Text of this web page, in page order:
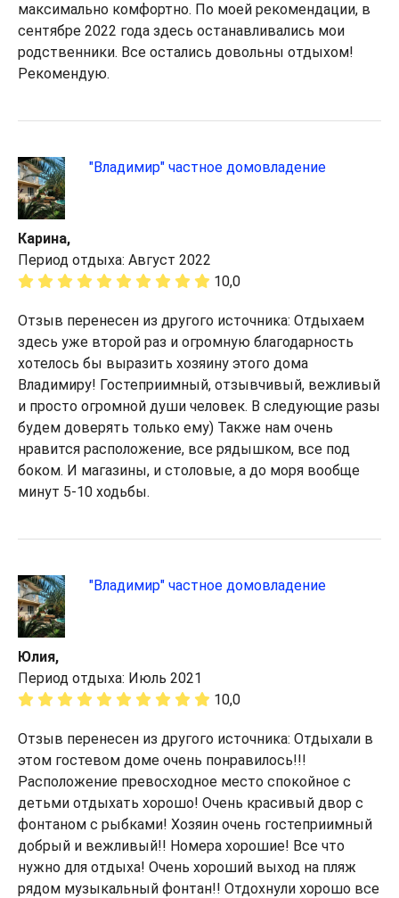
максимально комфортно. По моей рекомендации, в
сентябре 2022 года здесь останавливались мои
родственники. Все остались довольны отдыхом!
Рекомендую.
"Владимир" частное домовладение
Карина,
Период отдыха: Август 2022
10,0
Отзыв перенесен из другого источника: Отдыхаем
здесь уже второй раз и огромную благодарность
хотелось бы выразить хозяину этого дома
Владимиру! Гостеприимный, отзывчивый, вежливый
и просто огромной души человек. В следующие разы
будем доверять только ему) Также нам очень
нравится расположение, все рядышком, все под
боком. И магазины, и столовые, а до моря вообще
минут 5-10 ходьбы.
"Владимир" частное домовладение
Юлия,
Период отдыха: Июль 2021
10,0
Отзыв перенесен из другого источника: Отдыхали в
этом гостевом доме очень понравилось!!!
Расположение превосходное место спокойное с
детьми отдыхать хорошо! Очень красивый двор с
фонтаном с рыбками! Хозяин очень гостеприимный
добрый и вежливый!! Номера хорошие! Все что
нужно для отдыха! Очень хороший выход на пляж
рядом музыкальный фонтан!! Отдохнули хорошо все